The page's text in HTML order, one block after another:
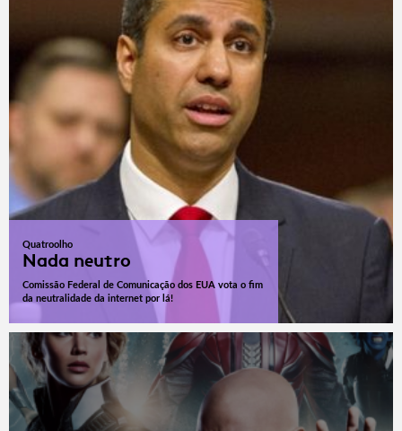
Quatroolho
Nada neutro
Comissão Federal de Comunicação dos EUA vota o fim
da neutralidade da internet por lá!